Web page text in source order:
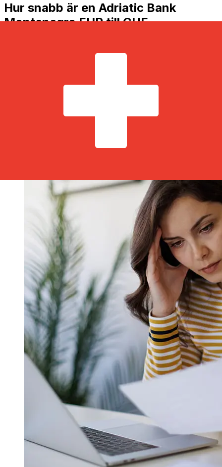
Hur snabb är en Adriatic Bank
Montenegro EUR till CHF
Leveranstider för internationella överföringar med
transaktionstid. Vanligtvis tar internationella
leveransen. Kontrollera Adriatic Bank AD Podgorica: s